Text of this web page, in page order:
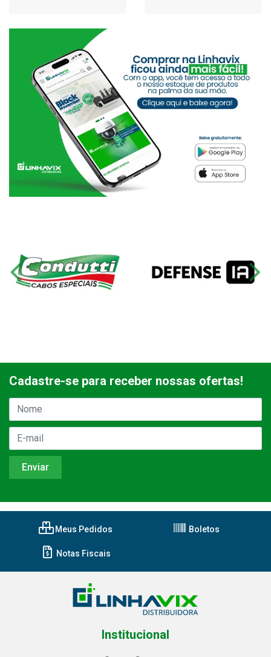
Cadastre-se para receber nossas ofertas!
Meus Pedidos Boletos
Notas Fiscais
Institucional